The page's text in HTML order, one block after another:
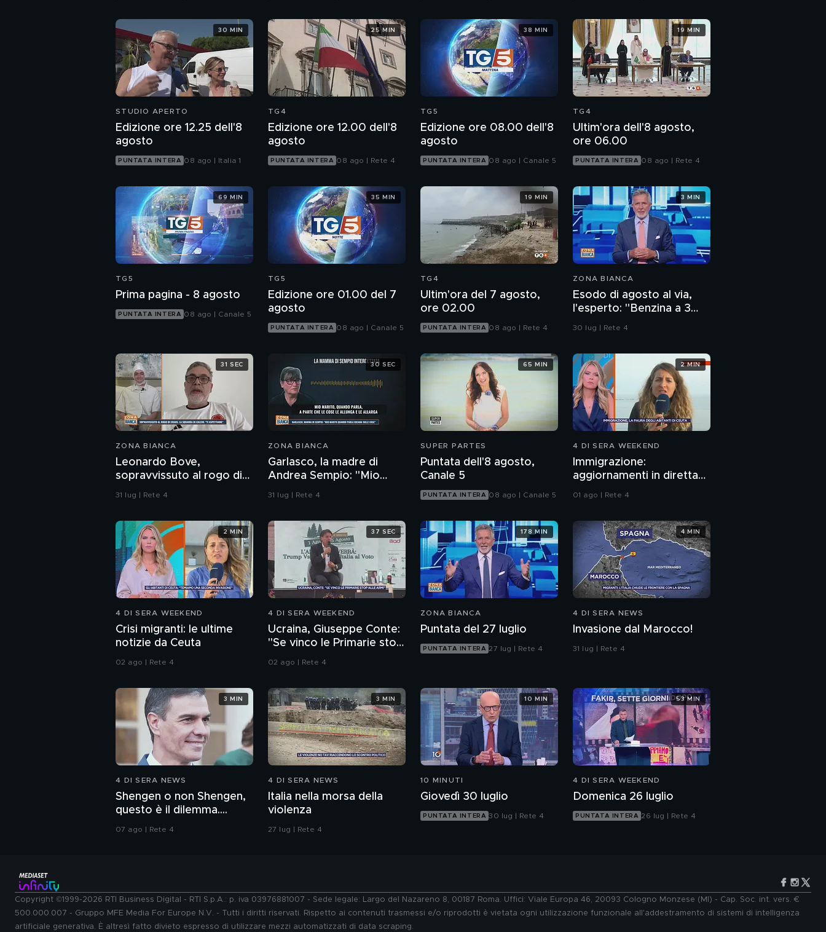
STUDIO APERTO
Edizione ore 12.25 dell'8
agosto
PUNTATA INTERA 08 ago | Italia 1
30 MIN
TG4
Edizione ore 12.00 dell'8
agosto
PUNTATA INTERA 08 ago | Rete 4
25 MIN
TG5
Edizione ore 08.00 dell'8
agosto
PUNTATA INTERA 08 ago | Canale 5
38 MIN
TG4
Ultim'ora dell'8 agosto,
ore 06.00
PUNTATA INTERA 08 ago | Rete 4
19 MIN
TG5
Prima pagina - 8 agosto
PUNTATA INTERA 08 ago | Canale 5
69 MIN
TG5
Edizione ore 01.00 del 7
agosto
PUNTATA INTERA 08 ago | Canale 5
35 MIN
TG4
Ultim'ora del 7 agosto,
ore 02.00
PUNTATA INTERA 08 ago | Rete 4
19 MIN
ZONA BIANCA
Esodo di agosto al via,
l'esperto: "Benzina a 3
euro? Non lo escludo"
30 lug | Rete 4
3 MIN
ZONA BIANCA
Leonardo Bove,
sopravvissuto al rogo di
Crans-Montana, la
31 lug | Rete 4
31 SEC
ZONA BIANCA
Garlasco, la madre di
Andrea Sempio: "Mio
marito quando parla
31 lug | Rete 4
30 SEC
SUPER PARTES
Puntata dell'8 agosto,
Canale 5
PUNTATA INTERA 08 ago | Canale 5
65 MIN
4 DI SERA WEEKEND
Immigrazione:
aggiornamenti in diretta
da Ceuta
01 ago | Rete 4
2 MIN
4 DI SERA WEEKEND
Crisi migranti: le ultime
notizie da Ceuta
02 ago | Rete 4
2 MIN
4 DI SERA WEEKEND
Ucraina, Giuseppe Conte:
"Se vinco le Primarie stop
alle armi"
02 ago | Rete 4
37 SEC
ZONA BIANCA
Puntata del 27 luglio
PUNTATA INTERA 27 lug | Rete 4
178 MIN
4 DI SERA NEWS
Invasione dal Marocco!
31 lug | Rete 4
4 MIN
4 DI SERA NEWS
Shengen o non Shengen,
questo è il dilemma....
07 ago | Rete 4
3 MIN
4 DI SERA NEWS
Italia nella morsa della
violenza
27 lug | Rete 4
3 MIN
10 MINUTI
Giovedì 30 luglio
PUNTATA INTERA 30 lug | Rete 4
10 MIN
4 DI SERA WEEKEND
Domenica 26 luglio
PUNTATA INTERA 26 lug | Rete 4
53 MIN
Copyright ©1999-2026 RTI Business Digital - RTI S.p.A.: p. iva 03976881007 - Sede legale: Largo del Nazareno 8, 00187 Roma. Uffici: Viale Europa 46, 20093 Cologno Monzese (MI) - Cap. Soc. int. vers. €
500.000.007 - Gruppo MFE Media For Europe N.V. - Tutti i diritti riservati. Rispetto ai contenuti trasmessi e/o riprodotti è vietata ogni utilizzazione funzionale all'addestramento di sistemi di intelligenza
artificiale generativa. È altresì fatto divieto espresso di utilizzare mezzi automatizzati di data scraping.